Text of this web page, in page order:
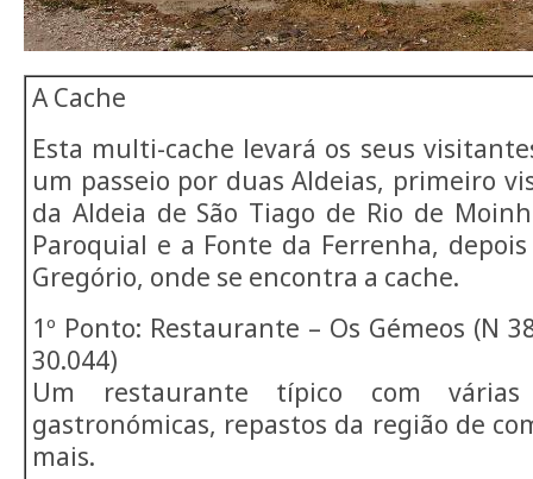
A Cache
Esta multi-cache levará os seus
um passeio por duas Aldeias, primeiro
da Aldeia de São Tiago de Rio de
Paroquial e a Fonte da Ferrenha,
Gregório, onde se encontra a cache.
1º Ponto: Restaurante – Os Gémeos (N
30.044)
Um restaurante típico com várias
gastronómicas, repastos da região de
mais.